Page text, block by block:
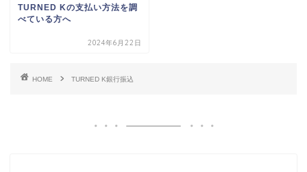
TURNED Kの支払い方法を調
べている方へ
2024年6月22日
HOME TURNED K銀行振込